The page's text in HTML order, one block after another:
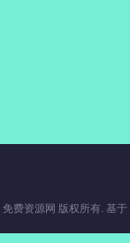
免费资源网 版权所有. 基于